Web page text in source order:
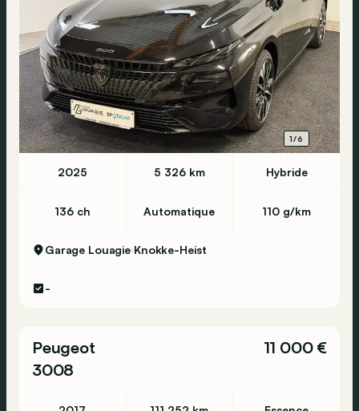
1/6
2025 5 326 km Hybride
136 ch Automatique 110 g/km
Garage Louagie Knokke-Heist
-
Peugeot
3008
11 000 €